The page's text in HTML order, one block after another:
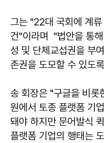
그는 "22대 국회에 계
건"이라며 "법안을 통
성 및 단체교섭권을 부
존권을 도모할 수 있도
송 회장은 "구글을 비롯
원에서 토종 플랫폼 기
돼야 하지만 문어발식
플랫폼 기업의 행태는